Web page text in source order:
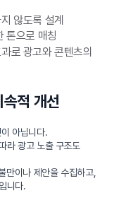
않도록 설계
톤으로 매칭
로 광고와 콘텐츠의
적 개선
아닙니다.
라 광고 노출 구조도
만이나 제안을 수집하고,
니다.